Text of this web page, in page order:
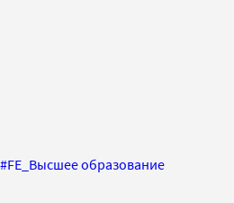
#FE_Высшее образование